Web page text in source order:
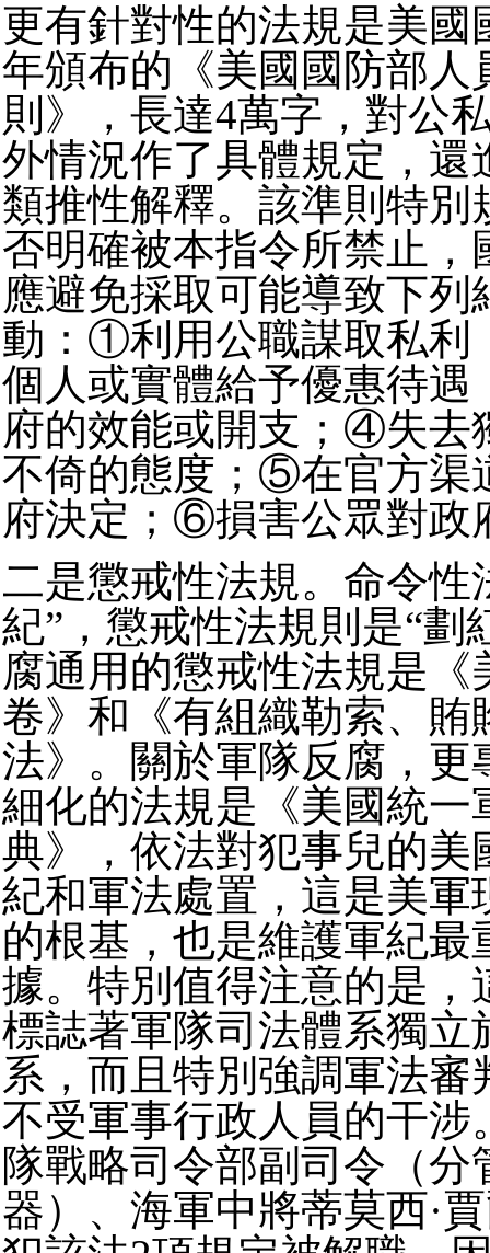
更有針對性的法規是美國
年頒布的《美國國防部人
則》，長達4萬字，對公
外情況作了具體規定，還
類推性解釋。該準則特別
否明確被本指令所禁止，
應避免採取可能導致下列
動：①利用公職謀取私
個人或實體給予優惠待
府的效能或開支；④失去
不倚的態度；⑤在官方渠
府決定；⑥損害公眾對政
二是懲戒性法規。命令性
紀”，懲戒性法規則是“劃
腐通用的懲戒性法規是《
卷》和《有組織勒索、賄
法》。關於軍隊反腐，更
細化的法規是《美國統一
典》，依法對犯事兒的美
紀和軍法處置，這是美軍
的根基，也是維護軍紀最
據。特別值得注意的是，
標誌著軍隊司法體系獨立
系，而且特別強調軍法審
不受軍事行政人員的干涉
隊戰略司令部副司令（分
器）、海軍中將蒂莫西·